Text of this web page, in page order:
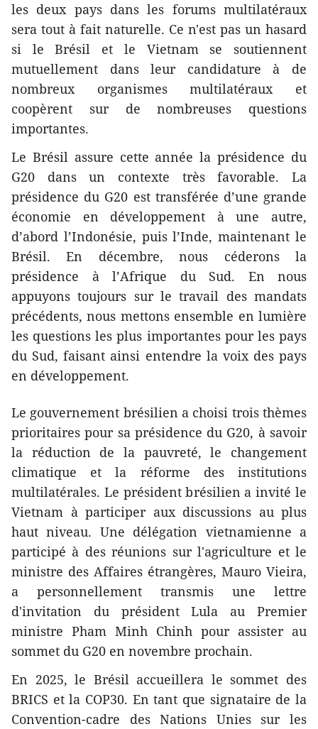
les deux pays dans les forums multilatéraux
sera tout à fait naturelle. Ce n'est pas un hasard
si le Brésil et le Vietnam se soutiennent
mutuellement dans leur candidature à de
nombreux organismes multilatéraux et
coopèrent sur de nombreuses questions
importantes.
Le Brésil assure cette année la présidence du
G20 dans un contexte très favorable. La
présidence du G20 est transférée d’une grande
économie en développement à une autre,
d’abord l’Indonésie, puis l’Inde, maintenant le
Brésil. En décembre, nous céderons la
présidence à l’Afrique du Sud. En nous
appuyons toujours sur le travail des mandats
précédents, nous mettons ensemble en lumière
les questions les plus importantes pour les pays
du Sud, faisant ainsi entendre la voix des pays
en développement.
Le gouvernement brésilien a choisi trois thèmes
prioritaires pour sa présidence du G20, à savoir
la réduction de la pauvreté, le changement
climatique et la réforme des institutions
multilatérales. Le président brésilien a invité le
Vietnam à participer aux discussions au plus
haut niveau. Une délégation vietnamienne a
participé à des réunions sur l'agriculture et le
ministre des Affaires étrangères, Mauro Vieira,
a personnellement transmis une lettre
d'invitation du président Lula au Premier
ministre Pham Minh Chinh pour assister au
sommet du G20 en novembre prochain.
En 2025, le Brésil accueillera le sommet des
BRICS et la COP30. En tant que signataire de la
Convention-cadre des Nations Unies sur les